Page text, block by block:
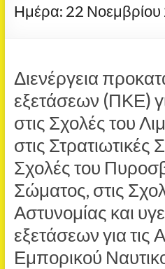
Ημέρα: 22
Διενέργεια
εξετάσεων (ΠΚΕ)
στις Σχολές του
στις Στρατιωτικές
Σχολές του
Σώματος, στις
Αστυνομίας και
εξετάσεων για τις
Εμπορικού